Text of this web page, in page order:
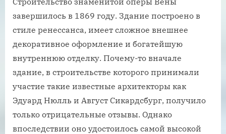
завершилось в 1869 году. Здание построено в
стиле ренессанса, имеет сложное внешнее
декоративное оформление и богатейшую
внутреннюю отделку. Почему-то вначале
здание, в строительстве которого принимали
участие такие известные архитекторы как
Эдуард Нюлль и Август Сикардсбург, получило
только отрицательные отзывы. Однако
впоследствии оно удостоилось самой высокой